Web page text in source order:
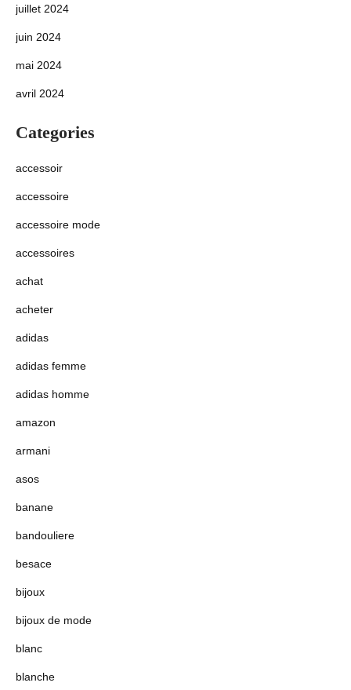
juillet 2024
juin 2024
mai 2024
avril 2024
Categories
accessoir
accessoire
accessoire mode
accessoires
achat
acheter
adidas
adidas femme
adidas homme
amazon
armani
asos
banane
bandouliere
besace
bijoux
bijoux de mode
blanc
blanche